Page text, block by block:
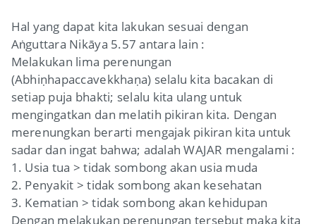
Hal yang dapat kita lakukan sesuai dengan
Aṅguttara Nikāya 5.57 antara lain :
Melakukan lima perenungan
(Abhiṇhapaccavekkhaṇa) selalu kita bacakan di
setiap puja bhakti; selalu kita ulang untuk
mengingatkan dan melatih pikiran kita. Dengan
merenungkan berarti mengajak pikiran kita untuk
sadar dan ingat bahwa; adalah WAJAR mengalami :
1. Usia tua > tidak sombong akan usia muda
2. Penyakit > tidak sombong akan kesehatan
3. Kematian > tidak sombong akan kehidupan
Dengan melakukan perenungan tersebut maka kita